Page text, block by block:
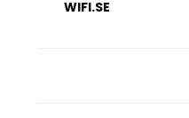
WIFI.SE